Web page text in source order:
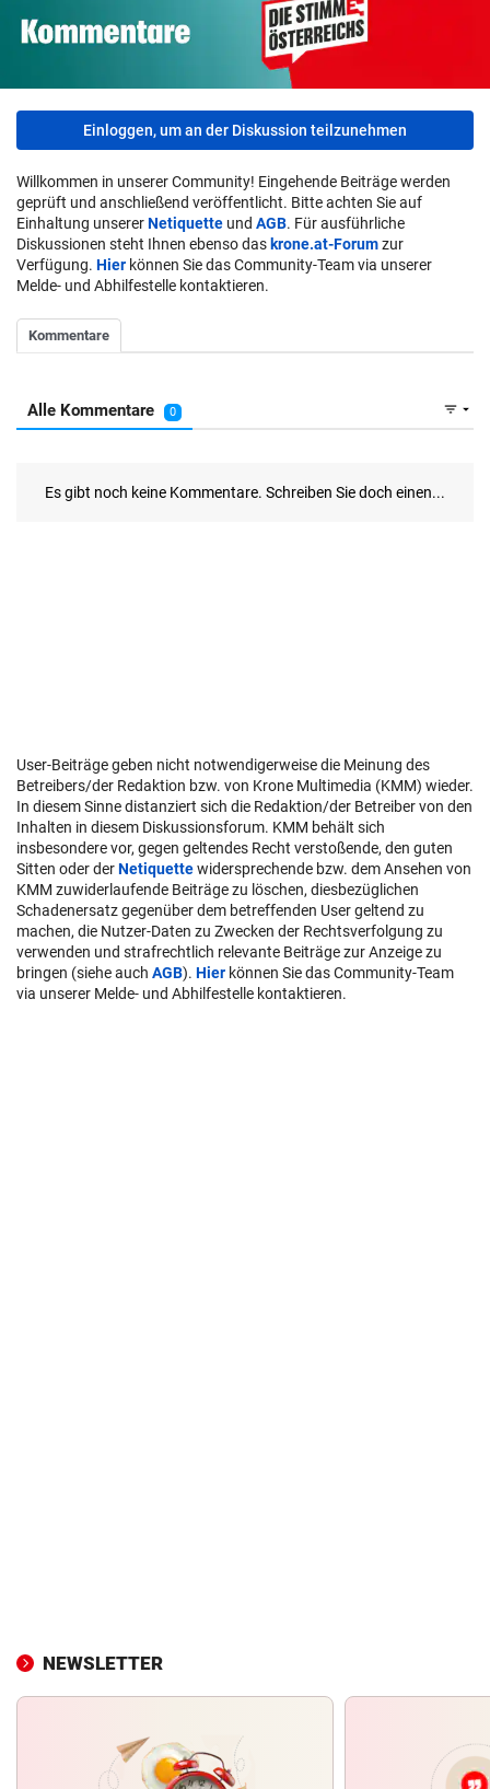
Einloggen, um an der Diskussion teilzunehmen
Willkommen in unserer Community! Eingehende Beiträge werden
geprüft und anschließend veröffentlicht. Bitte achten Sie auf
Einhaltung unsererNetiquette und AGB. Für ausführliche
Diskussionen steht Ihnen ebenso das krone.at-Forumzur
Verfügung. Hier können Sie das Community-Team via unserer
Melde- und Abhilfestelle kontaktieren.
User-Beiträge geben nicht notwendigerweise die Meinung des
Betreibers/der Redaktion bzw. von Krone Multimedia (KMM) wieder.
In diesem Sinne distanziert sich die Redaktion/der Betreiber von den
Inhalten in diesem Diskussionsforum. KMM behält sich
insbesondere vor, gegen geltendes Recht verstoßende, den guten
Sitten oder derNetiquettewidersprechende bzw. dem Ansehen von
KMM zuwiderlaufende Beiträge zu löschen, diesbezüglichen
Schadenersatz gegenüber dem betreffenden User geltend zu
machen, die Nutzer-Daten zu Zwecken der Rechtsverfolgung zu
verwenden und strafrechtlich relevante Beiträge zur Anzeige zu
bringen (siehe auch AGB). Hier können Sie das Community-Team
via unserer Melde- und Abhilfestelle kontaktieren.
NEWSLETTER